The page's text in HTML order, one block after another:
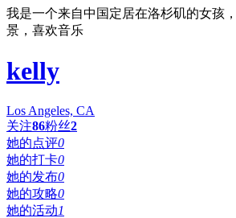
我是一个来自中国定居在洛杉矶的女孩
景，喜欢音乐
kelly
Los Angeles, CA
关注86粉丝2
她的点评0
她的打卡0
她的发布0
她的攻略0
她的活动1